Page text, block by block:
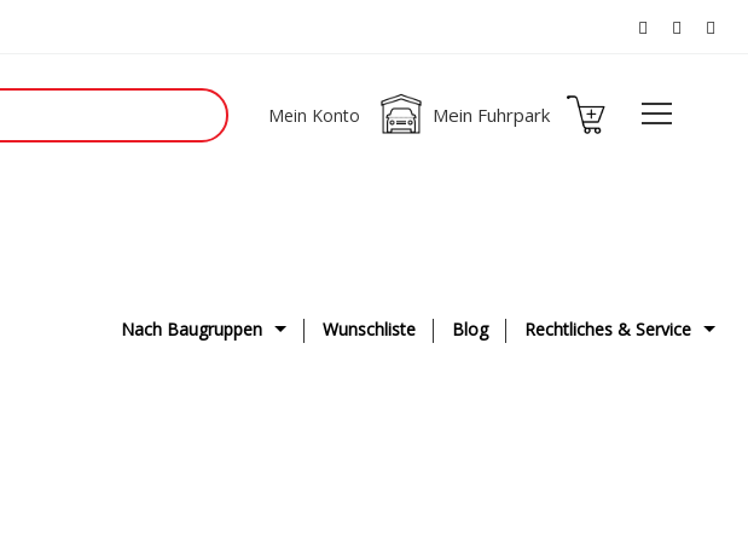
Mein Konto Mein Fuhrpark
Nach Baugruppen Wunschliste Blog Rechtliches & Service